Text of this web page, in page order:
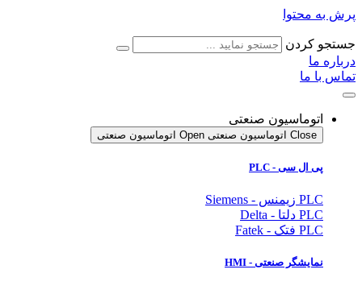
پرش به محتوا
جستجو کردن
درباره ما
تماس با ما
اتوماسیون صنعتی
Close اتوماسیون صنعتی Open اتوماسیون صنعتی
پی ال سی - PLC
PLC زیمنس - Siemens
PLC دلتا - Delta
PLC فتک - Fatek
نمایشگر صنعتی - HMI